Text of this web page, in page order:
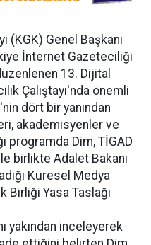
(KGK) Genel Başkanı
İnternet Gazeteciliği
13. Dijital
Çalıştayı'nda önemli
dört bir yanından
akademisyenler ve
programda Dim, TİGAD
birlikte Adalet Bakanı
Küresel Medya
Yasa Taslağı
yakından inceleyerek